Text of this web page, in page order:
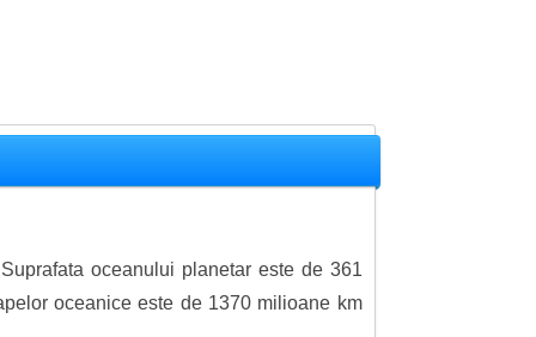
oceanului planetar este de 361
oceanice este de 1370 milioane km